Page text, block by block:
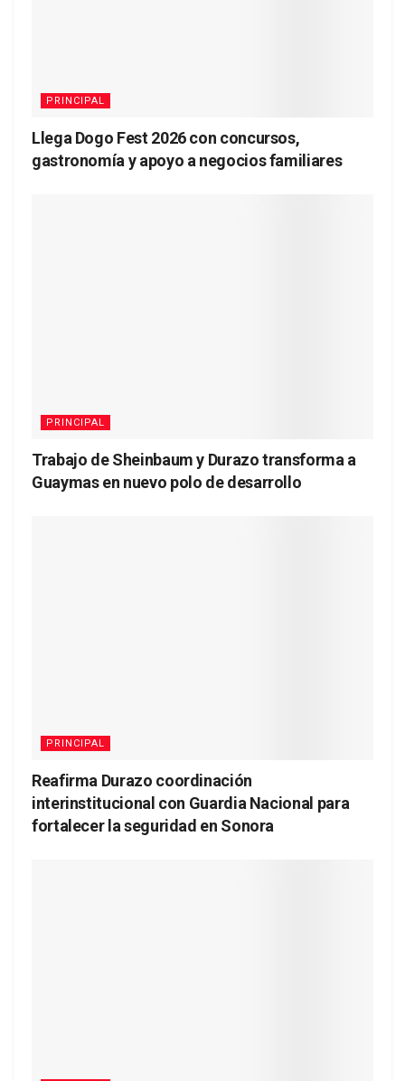
PRINCIPAL
Llega Dogo Fest 2026 con concursos,
gastronomía y apoyo a negocios familiares
PRINCIPAL
Trabajo de Sheinbaum y Durazo transforma a
Guaymas en nuevo polo de desarrollo
PRINCIPAL
Reafirma Durazo coordinación
interinstitucional con Guardia Nacional para
fortalecer la seguridad en Sonora